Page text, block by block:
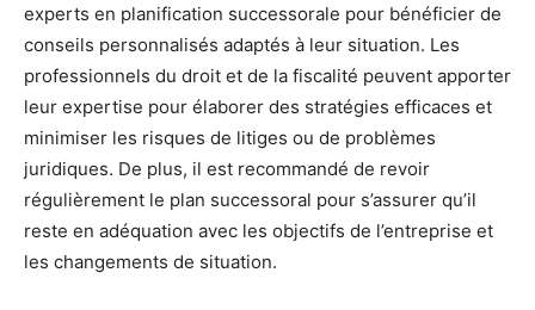
experts en planification successorale pour bénéficier de
conseils personnalisés adaptés à leur situation. Les
professionnels du droit et de la fiscalité peuvent apporter
leur expertise pour élaborer des stratégies efficaces et
minimiser les risques de litiges ou de problèmes
juridiques. De plus, il est recommandé de revoir
régulièrement le plan successoral pour s’assurer qu’il
reste en adéquation avec les objectifs de l’entreprise et
les changements de situation.